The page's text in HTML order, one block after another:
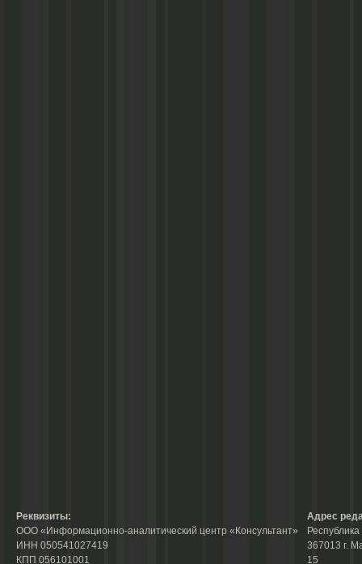
Реквизиты:
ООО «Информационно-аналитический центр «Консультант»
ИНН 050541027419
КПП 056101001
Адрес
367013 г.
15